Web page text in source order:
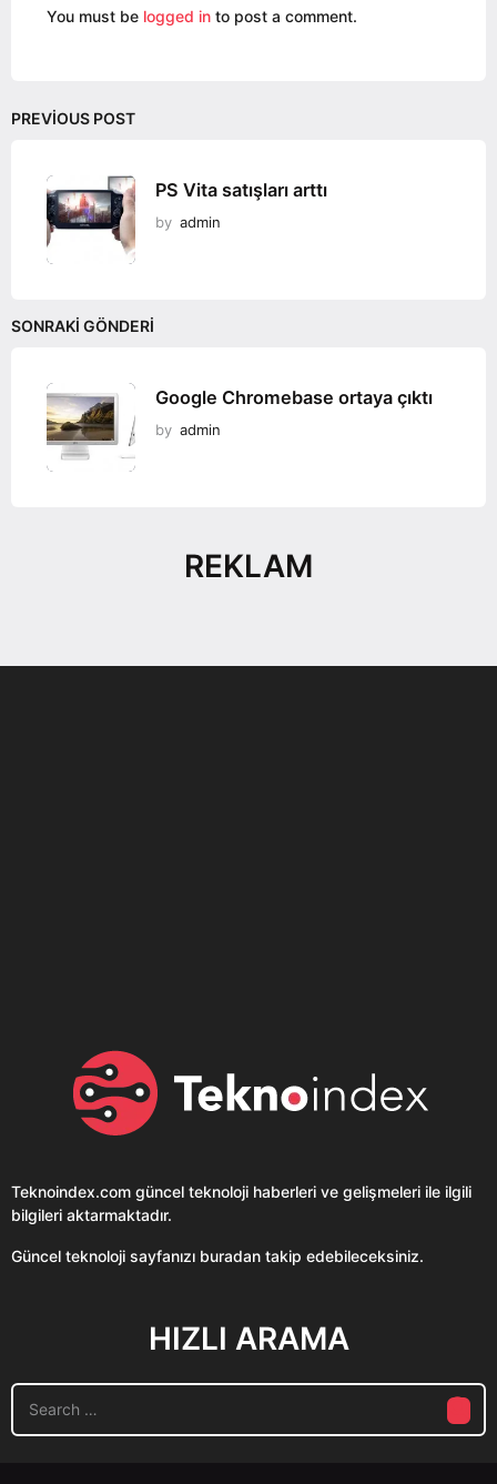
You must be logged in to post a comment.
PREVIOUS POST
PS Vita satışları arttı
by admin
SONRAKI GÖNDERI
Google Chromebase ortaya çıktı
by admin
REKLAM
Teknoindex.com güncel teknoloji haberleri ve gelişmeleri ile ilgili
bilgileri aktarmaktadır.
Güncel teknoloji sayfanızı buradan takip edebileceksiniz.
HIZLI ARAMA
S
a